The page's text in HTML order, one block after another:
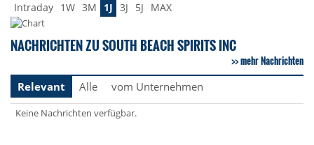
Intraday 1W 3M 1J 3J 5J MAX
NACHRICHTEN ZU SOUTH BEACH SPIRITS INC
mehr Nachrichten
Relevant
Alle vom Unternehmen
Keine Nachrichten verfügbar.